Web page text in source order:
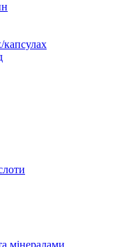
мінералами